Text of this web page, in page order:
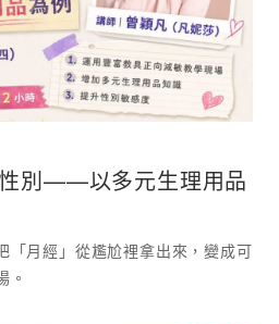
別——以多元生理用品
「月經」從尷尬裡拿出來，變成可